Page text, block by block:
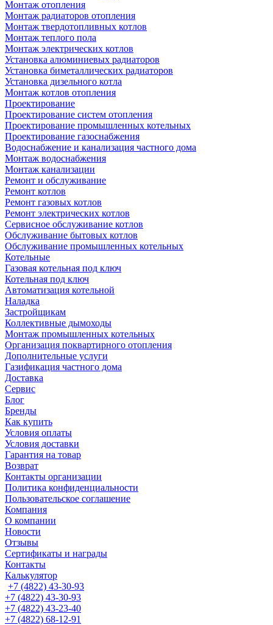
Монтаж отопления
Монтаж радиаторов отопления
Монтаж твердотопливных котлов
Монтаж теплого пола
Монтаж электрических котлов
Установка алюминиевых радиаторов
Установка биметаллических радиаторов
Установка дизельного котла
Монтаж котлов отопления
Проектирование
Проектирование систем отопления
Проектирование промышленных котельных
Проектирование газоснабжения
Водоснабжение и канализация частного дома
Монтаж водоснабжения
Монтаж канализации
Ремонт и обслуживание
Ремонт котлов
Ремонт газовых котлов
Ремонт электрических котлов
Сервисное обслуживание котлов
Обслуживание бытовых котлов
Обслуживание промышленных котельных
Котельные
Газовая котельная под ключ
Котельная под ключ
Автоматизация котельной
Наладка
Застройщикам
Коллективные дымоходы
Монтаж промышленных котельных
Организация поквартирного отопления
Дополнительные услуги
Газификация частного дома
Доставка
Сервис
Блог
Бренды
Как купить
Условия оплаты
Условия доставки
Гарантия на товар
Возврат
Контакты организации
Политика конфиденциальности
Пользовательское соглашение
Компания
О компании
Новости
Отзывы
Сертификаты и награды
Контакты
Калькулятор
+7 (4822) 43-30-93
+7 (4822) 43-30-93
+7 (4822) 43-23-40
+7 (4822) 68-12-91